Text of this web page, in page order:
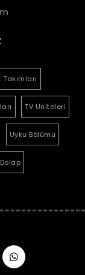
TV Üniteleri
Uyku Bölümü
Dolap